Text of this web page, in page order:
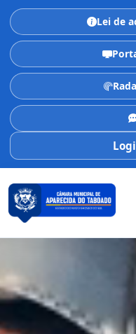
Lei de
CÂMARA
Aparecida